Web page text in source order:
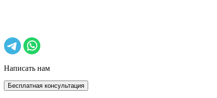
Написать нам
Бесплатная консультация